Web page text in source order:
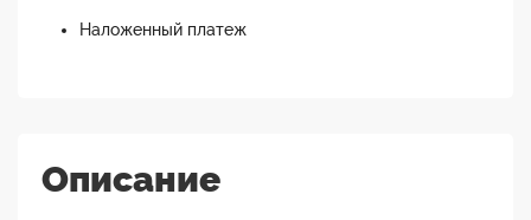
Наложенный платеж
Описание